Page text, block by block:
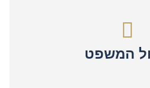
המשפט